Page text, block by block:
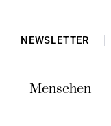
NEWSLETTER
Menschen